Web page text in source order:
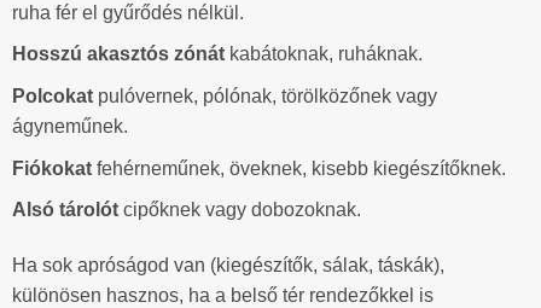
ruha fér el gyűrődés nélkül.
Hosszú akasztós zónát kabátoknak, ruháknak.
Polcokat pulóvernek, pólónak, törölközőnek vagy
ágyneműnek.
Fiókokat fehérneműnek, öveknek, kisebb kiegészítőknek.
Alsó tárolót cipőknek vagy dobozoknak.
Ha sok apróságod van (kiegészítők, sálak, táskák),
különösen hasznos, ha a belső tér rendezőkkel is